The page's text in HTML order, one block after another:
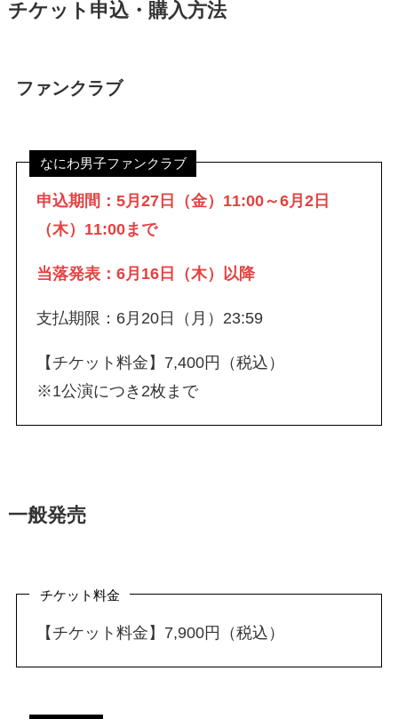
チケット申込・購入方法
ファンクラブ
なにわ男子ファンクラブ
申込期間：5月27日（金）11:00～6月2日
（木）11:00まで
当落発表：6月16日（木）以降
支払期限：6月20日（月）23:59
【チケット料金】7,400円（税込）
※1公演につき2枚まで
一般発売
チケット料金
【チケット料金】7,900円（税込）